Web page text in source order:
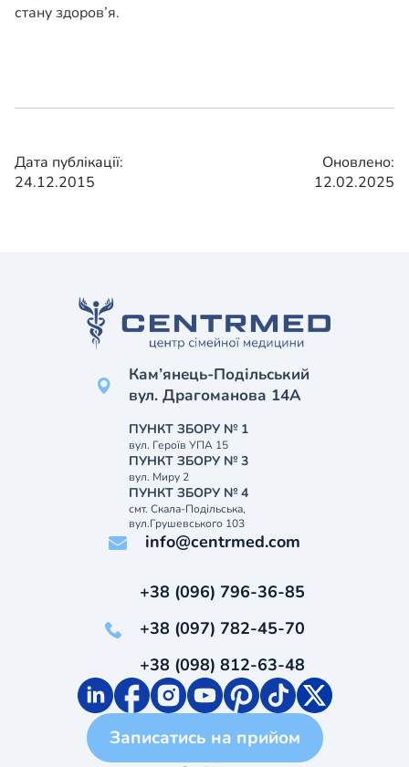
стану здоров’я.
Дата публікації:
24.12.2015
Оновлено:
12.02.2025
Кам’янець-Подільський
вул. Драгоманова 14А
ПУНКТ ЗБОРУ № 1
вул. Героїв УПА 15
ПУНКТ ЗБОРУ № 3
вул. Миру 2
ПУНКТ ЗБОРУ № 4
смт. Скала-Подільська,
вул.Грушевського 103
info@centrmed.com
+38 (096) 796-36-85
+38 (097) 782-45-70
+38 (098) 812-63-48
Записатись на прийом